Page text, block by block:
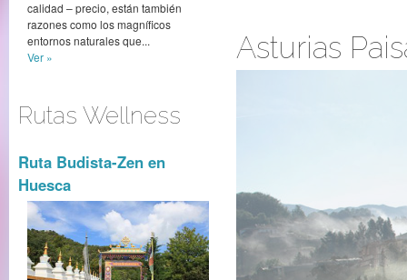
calidad – precio, están también
razones como los magníficos
entornos naturales que...
Ver »
Rutas Wellness
Ruta Budista-Zen en
Huesca
Asturias